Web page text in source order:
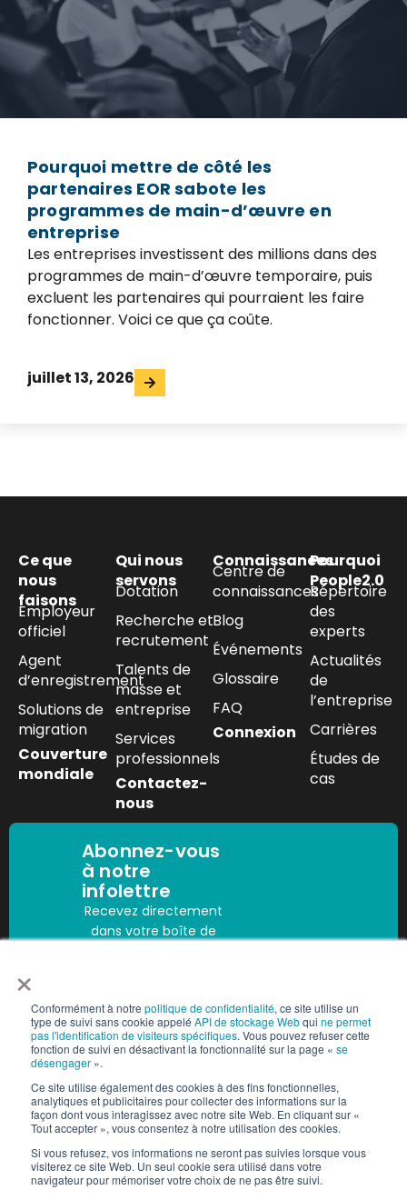
×
Conformément à notre politique de confidentialité, ce site utilise un
type de suivi sans cookie appelé API de stockage Webqui ne permet
pas l'identification de visiteurs spécifiques. Vous pouvez refuser cette
fonction de suivi en désactivant la fonctionnalité sur la page « se
désengager ».
Ce site utilise également des cookies à des fins fonctionnelles,
analytiques et publicitaires pour collecter des informations sur la
façon dont vous interagissez avec notre site Web. En cliquant sur «
Tout accepter », vous consentez à notre utilisation des cookies.
Si vous refusez, vos informations ne seront pas suivies lorsque vous
visiterez ce site Web. Un seul cookie sera utilisé dans votre
navigateur pour mémoriser votre choix de ne pas être suivi.
Pourquoi mettre de côté les
partenaires EOR sabote les
programmes de main-d’œuvre en
entreprise
Les entreprises investissent des millions dans des
programmes de main-d’œuvre temporaire, puis
excluent les partenaires qui pourraient les faire
fonctionner. Voici ce que ça coûte.
juillet 13, 2026
Ce que
nous
faisons
Employeur
officiel
Agent
d’enregistrement
Solutions de
migration
Couverture
mondiale
Qui nous
servons
Dotation
Recherche et
recrutement
Talents de
masse et
entreprise
Services
professionnels
Contactez-
nous
Connaissances
Centre de
connaissances
Blog
Événements
Glossaire
FAQ
Connexion
Pourquoi
People2.0
Répertoire
des
experts
Actualités
de
l’entreprise
Carrières
Études de
cas
Abonnez-vous
à notre
infolettre
Recevez directement
dans votre boîte de
main-d’œuvre, les
mises à jour sur la
conformité et les
secteur.
Droits d’auteur © 2025 People2.0 | Tous droits réservés